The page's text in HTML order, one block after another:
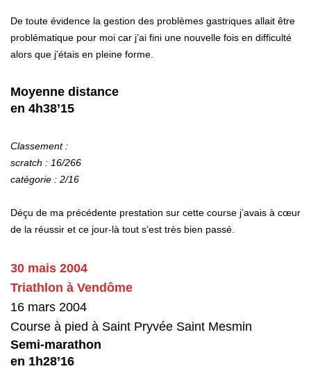
De toute évidence la gestion des problèmes gastriques allait être
problématique pour moi car j’ai fini une nouvelle fois en difficulté
alors que j’étais en pleine forme.
Moyenne distance
en 4h38’15
Classement :
scratch : 16/266
catégorie : 2/16
Déçu de ma précédente prestation sur cette course j’avais à cœur
de la réussir et ce jour-là tout s’est très bien passé.
30 mais 2004
Triathlon à Vendôme
16 mars 2004
Course à pied à Saint Pryvée Saint Mesmin
Semi-marathon
en 1h28’16